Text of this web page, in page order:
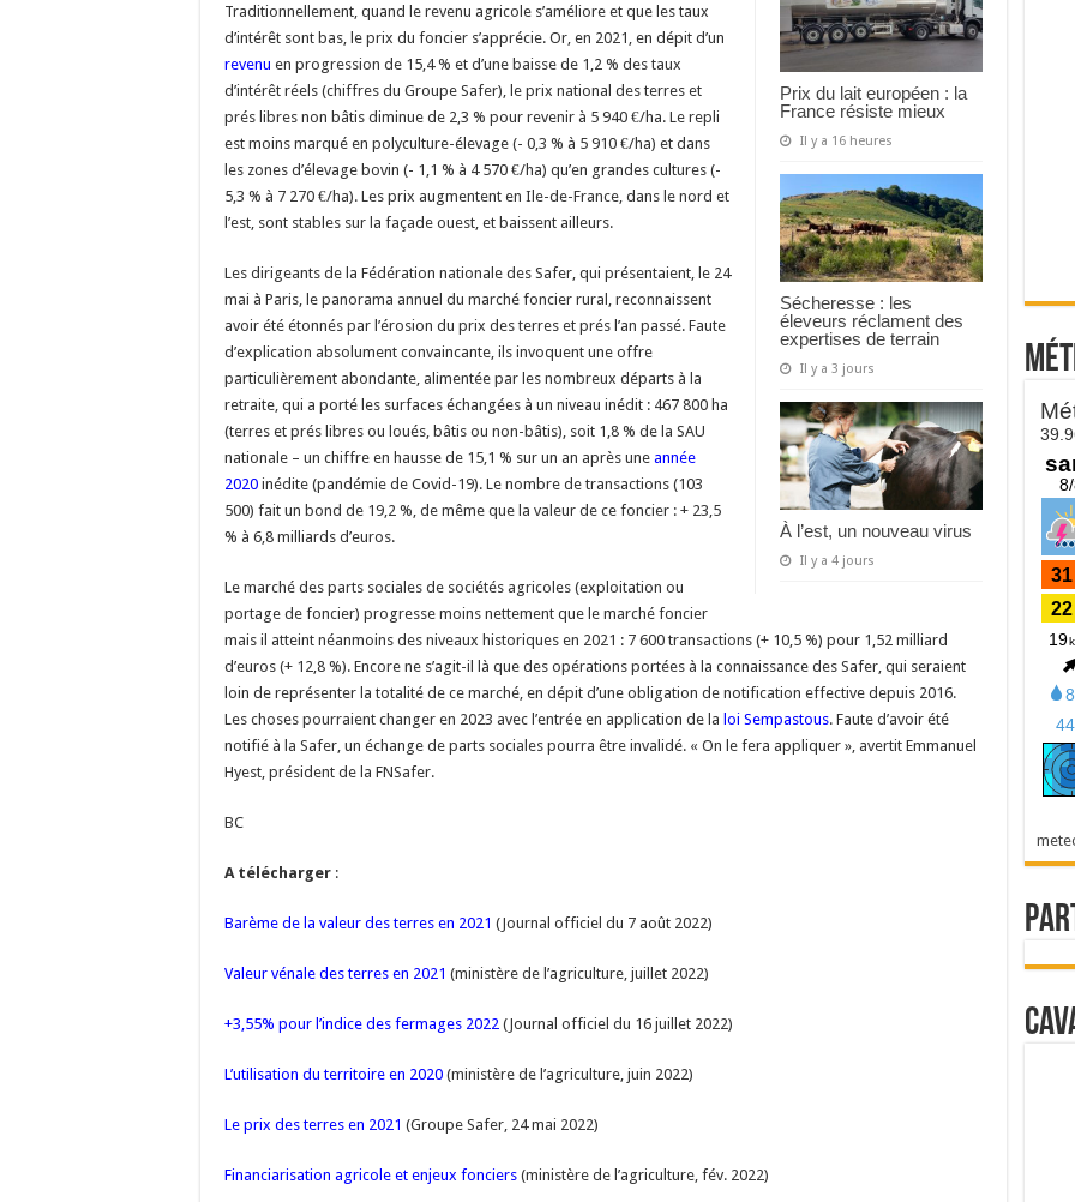
Prix du lait européen : la
France résiste mieux
Il y a 16 heures
Sécheresse : les
éleveurs réclament des
expertises de terrain
Il y a 3 jours
À l’est, un nouveau virus
Il y a 4 jours
Traditionnellement, quand le revenu agricole s’améliore et que les taux
d’intérêt sont bas, le prix du foncier s’apprécie. Or, en 2021, en dépit d’un
revenu en progression de 15,4 % et d’une baisse de 1,2 % des taux
d’intérêt réels (chiffres du Groupe Safer), le prix national des terres et
prés libres non bâtis diminue de 2,3 % pour revenir à 5 940 €/ha. Le repli
est moins marqué en polyculture-élevage (- 0,3 % à 5 910 €/ha) et dans
les zones d’élevage bovin (- 1,1 % à 4 570 €/ha) qu’en grandes cultures (-
5,3 % à 7 270 €/ha). Les prix augmentent en Ile-de-France, dans le nord et
l’est, sont stables sur la façade ouest, et baissent ailleurs.
Les dirigeants de la Fédération nationale des Safer, qui présentaient, le 24
mai à Paris, le panorama annuel du marché foncier rural, reconnaissent
avoir été étonnés par l’érosion du prix des terres et prés l’an passé. Faute
d’explication absolument convaincante, ils invoquent une offre
particulièrement abondante, alimentée par les nombreux départs à la
retraite, qui a porté les surfaces échangées à un niveau inédit : 467 800 ha
(terres et prés libres ou loués, bâtis ou non-bâtis), soit 1,8 % de la SAU
nationale – un chiffre en hausse de 15,1 % sur un an après une année
2020 inédite (pandémie de Covid-19). Le nombre de transactions (103
500) fait un bond de 19,2 %, de même que la valeur de ce foncier : + 23,5
% à 6,8 milliards d’euros.
Le marché des parts sociales de sociétés agricoles (exploitation ou
portage de foncier) progresse moins nettement que le marché foncier
mais il atteint néanmoins des niveaux historiques en 2021 : 7 600 transactions (+ 10,5 %) pour 1,52 milliard
d’euros (+ 12,8 %). Encore ne s’agit-il là que des opérations portées à la connaissance des Safer, qui seraient
loin de représenter la totalité de ce marché, en dépit d’une obligation de notification effective depuis 2016.
Les choses pourraient changer en 2023 avec l’entrée en application de la loi Sempastous. Faute d’avoir été
notifié à la Safer, un échange de parts sociales pourra être invalidé. « On le fera appliquer », avertit Emmanuel
Hyest, président de la FNSafer.
BC
A télécharger :
Barème de la valeur des terres en 2021 (Journal officiel du 7 août 2022)
Valeur vénale des terres en 2021 (ministère de l’agriculture, juillet 2022)
+3,55% pour l’indice des fermages 2022 (Journal officiel du 16 juillet 2022)
L’utilisation du territoire en 2020 (ministère de l’agriculture, juin 2022)
Le prix des terres en 2021 (Groupe Safer, 24 mai 2022)
Financiarisation agricole et enjeux fonciers (ministère de l’agriculture, fév. 2022)